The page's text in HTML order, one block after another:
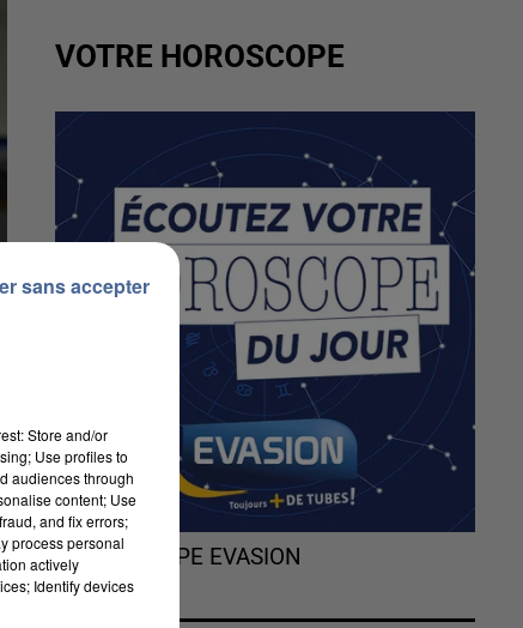
VOTRE HOROSCOPE
L'HOROSCOPE EVASION
Store and/or
Use profiles to
audiences through
content; Use
and fix errors;
process personal
actively
Identify devices
sans accepter